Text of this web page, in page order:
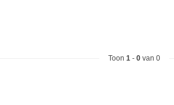
Toon 1- 0van 0